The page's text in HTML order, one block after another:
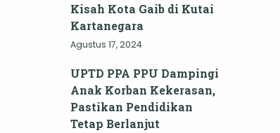
Kisah Kota Gaib di Kutai
Kartanegara
Agustus 17, 2024
UPTD PPA PPU Dampingi
Anak Korban Kekerasan,
Pastikan Pendidikan
Tetap Berlanjut